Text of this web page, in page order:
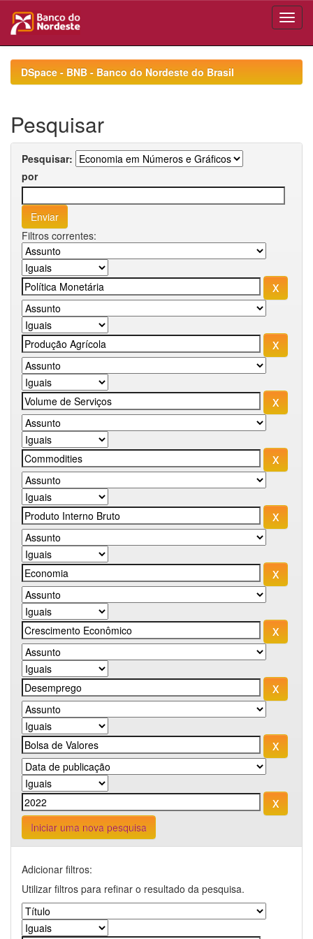
navigationDSpace - BNB - Banco do Nordeste do Brasil
Pesquisar
Pesquisar:
por
Filtros correntes:
Iniciar uma nova pesquisa
Adicionar filtros:
Utilizar filtros para refinar o resultado da pesquisa.